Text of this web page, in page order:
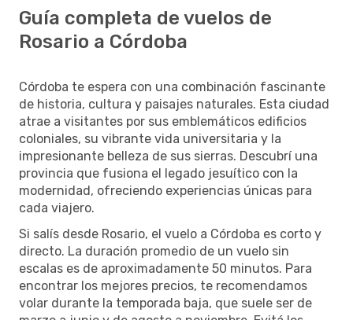
Guía completa de vuelos de
Rosario a Córdoba
Córdoba te espera con una combinación fascinante
de historia, cultura y paisajes naturales. Esta ciudad
atrae a visitantes por sus emblemáticos edificios
coloniales, su vibrante vida universitaria y la
impresionante belleza de sus sierras. Descubrí una
provincia que fusiona el legado jesuítico con la
modernidad, ofreciendo experiencias únicas para
cada viajero.
Si salís desde Rosario, el vuelo a Córdoba es corto y
directo. La duración promedio de un vuelo sin
escalas es de aproximadamente 50 minutos. Para
encontrar los mejores precios, te recomendamos
volar durante la temporada baja, que suele ser de